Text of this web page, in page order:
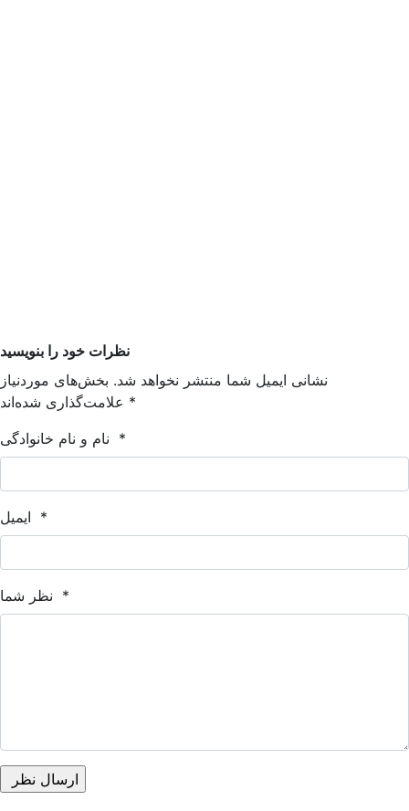
نظرات خود را بنویسید
نشانی ایمیل شما منتشر نخواهد شد. بخش‌های موردنیاز
*
*
*
*